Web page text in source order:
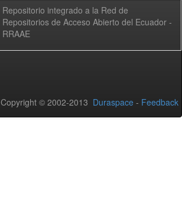
Repositorio integrado a la Red de
Repositorios de Acceso Abierto del Ecuador -
RRAAE
Copyright © 2002-2013 Duraspace - Feedback